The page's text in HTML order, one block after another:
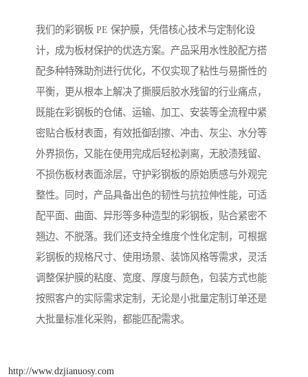
我们的彩钢板 PE 保护膜，凭借核心技术与定制化设
计，成为板材保护的优选方案。产品采用水性胶配方搭
配多种特殊助剂进行优化，不仅实现了粘性与易撕性的
平衡，更从根本上解决了撕膜后胶水残留的行业痛点，
既能在彩钢板的仓储、运输、加工、安装等全流程中紧
密贴合板材表面，有效抵御刮擦、冲击、灰尘、水分等
外界损伤，又能在使用完成后轻松剥离，无胶渍残留、
不损伤板材表面涂层，守护彩钢板的原始质感与外观完
整性。同时，产品具备出色的韧性与抗拉伸性能，可适
配平面、曲面、异形等多种造型的彩钢板，贴合紧密不
翘边、不脱落。我们还支持全维度个性化定制，可根据
彩钢板的规格尺寸、使用场景、装饰风格等需求，灵活
调整保护膜的粘度、宽度、厚度与颜色，包装方式也能
按照客户的实际需求定制，无论是小批量定制订单还是
大批量标准化采购，都能匹配需求。
http://www.dzjianuosy.com